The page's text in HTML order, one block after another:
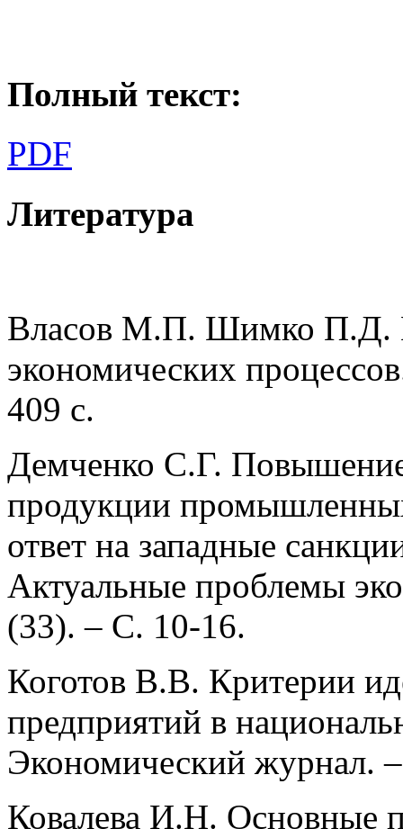
Полный текст:
PDF
Литература
Власов М.П. Шимко П.Д.
экономических
409 с.
Демченко С.Г.
продукции
ответ на западные
Актуальные проблемы
(33). – С. 10-16.
Коготов В.В. Критерии
предприятий в
Экономический журнал.
Ковалева И.Н. Основные